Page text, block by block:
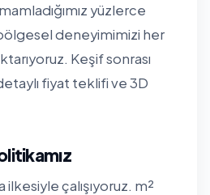
yüzlerce
deneyimimizi her
Keşif sonrası
fiyat teklifi ve 3D
çalışıyoruz. m²